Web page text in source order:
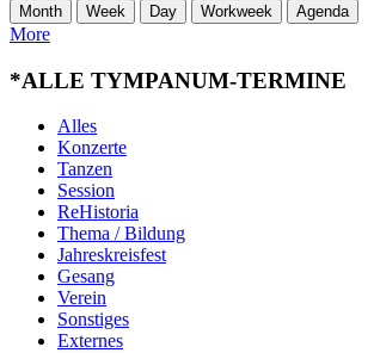
Month Week Day Workweek Agenda
More
*ALLE TYMPANUM-TERMINE
Alles
Konzerte
Tanzen
Session
ReHistoria
Thema / Bildung
Jahreskreisfest
Gesang
Verein
Sonstiges
Externes